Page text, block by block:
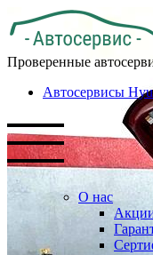
Проверенные
Автосервисы
О нас